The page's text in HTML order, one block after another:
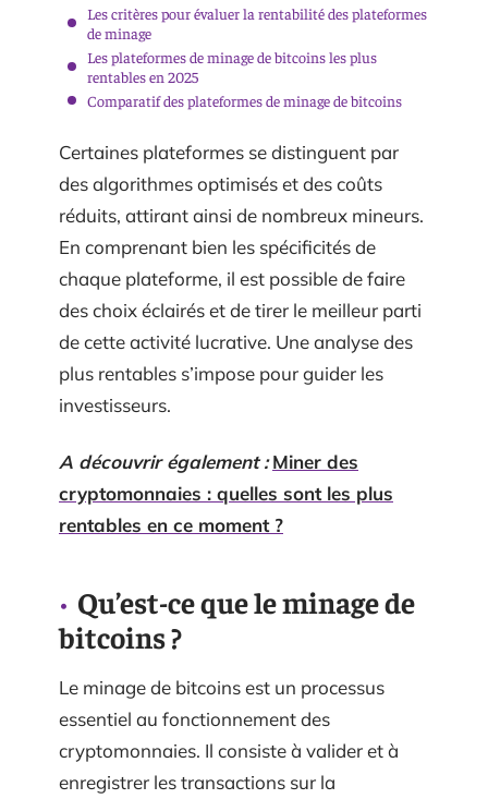
Les critères pour évaluer la rentabilité des plateformes
de minage
Les plateformes de minage de bitcoins les plus
rentables en 2025
Comparatif des plateformes de minage de bitcoins
Certaines plateformes se distinguent par
des algorithmes optimisés et des coûts
réduits, attirant ainsi de nombreux mineurs.
En comprenant bien les spécificités de
chaque plateforme, il est possible de faire
des choix éclairés et de tirer le meilleur parti
de cette activité lucrative. Une analyse des
plus rentables s’impose pour guider les
investisseurs.
A découvrir également : Miner des
cryptomonnaies : quelles sont les plus
rentables en ce moment ?
Qu’est-ce que le minage de
bitcoins ?
Le minage de bitcoins est un processus
essentiel au fonctionnement des
cryptomonnaies. Il consiste à valider et à
enregistrer les transactions sur la